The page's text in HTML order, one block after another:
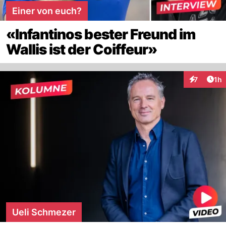
Einer von euch?
«Infantinos bester Freund im
Wallis ist der Coiffeur»
7 1h
Ueli Schmezer